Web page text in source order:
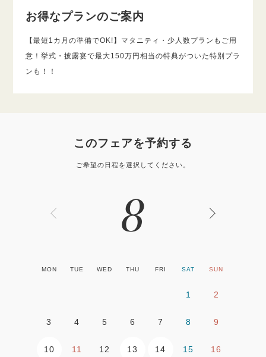
お得なプランのご案内
【最短1カ月の準備でOK!】マタニティ・少人数プランもご用
意！挙式・披露宴で最大150万円相当の特典がついた特別プラ
ンも！！
このフェアを予約する
ご希望の日程を選択してください。
8
MON TUE WED THU FRI SAT SUN
1 2
3 4 5 6 7 8 9
10 11 12 13 14 15 16